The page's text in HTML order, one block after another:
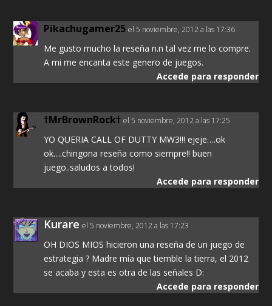
Pikachugamer25 el 5 noviembre, 2012 a las 17:36
Me gusto mucho la reseña n.n tal vez me lo compre.
A mi me encanta este genero de juegos.
Accede para responder
†MrBrownRock† el 5 noviembre, 2012 a las 17:25
YO QUERIA CALL OF DUTTY MW3!!! ejeje….ok
ok….chingona reseña como siempre!! buen
juego..saludos a todos!
Accede para responder
Kurare el 5 noviembre, 2012 a las 17:23
OH DIOS MIOS hicieron una reseña de un juego de
estrategia ? Madre mía que tiemble la tierra, el 2012
se acaba y esta es otra de las señales D:
Accede para responder